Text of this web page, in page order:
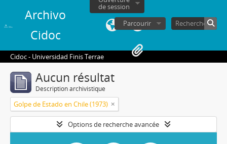
Archivo
Cidoc
de session
Parcourir
Cidoc - Universidad Finis Terrae
Aucun résultat
Description archivistique
Golpe de Estado en Chile (1973)
Options de recherche avancée